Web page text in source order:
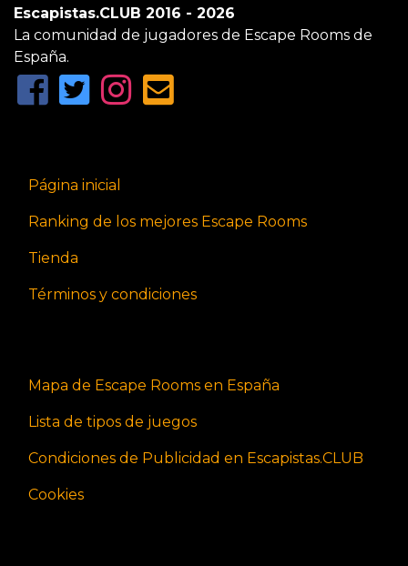
Escapistas.CLUB 2016 - 2026
La comunidad de jugadores de Escape Rooms de
España.
Página inicial
Ranking de los mejores Escape Rooms
Tienda
Términos y condiciones
Mapa de Escape Rooms en España
Lista de tipos de juegos
Condiciones de Publicidad en Escapistas.CLUB
Cookies